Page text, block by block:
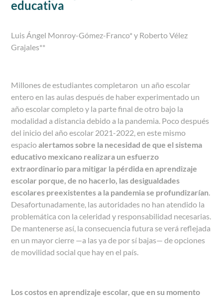
educativa
Luis Ángel Monroy-Gómez-Franco* y Roberto Vélez
Grajales**
Millones de estudiantes completaron un año escolar
entero en las aulas después de haber experimentado un
año escolar completo y la parte final de otro bajo la
modalidad a distancia debido a la pandemia. Poco después
del inicio del año escolar 2021-2022, en este mismo
espacioalertamos sobre la necesidad de que el sistema
educativo mexicano realizara un esfuerzo
extraordinario para mitigar la pérdida en aprendizaje
escolar porque, de no hacerlo, las desigualdades
escolares preexistentes a la pandemia se profundizarían
Desafortunadamente, las autoridades no han atendido la
problemática con la celeridad y responsabilidad necesarias.
De mantenerse así, la consecuencia futura se verá reflejada
en un mayor cierre —a las ya de por sí bajas— de opciones
de movilidad social que hay en el país.
Los costos en aprendizaje escolar, que en su momento